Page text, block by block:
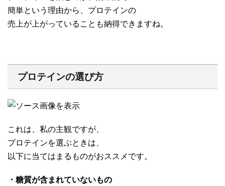
簡単という理由から、プロテインの
売上が上がっていることも納得できますね。
プロテインの選び方
これは、私の主観ですが、
プロテインを選ぶときは、
以下に当てはまるものがおススメです。
・糖質が含まれていないもの